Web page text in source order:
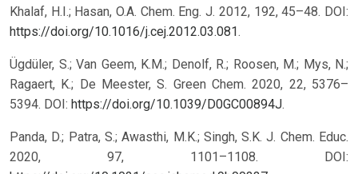
Khalaf, H.I.; Hasan, O.A. Chem. Eng. J. 2012, 192, 45–48. DOI:
https://doi.org/10.1016/j.cej.2012.03.081.
Ügdüler, S.; Van Geem, K.M.; Denolf, R.; Roosen, M.; Mys, N.;
Ragaert, K.; De Meester, S. Green Chem. 2020, 22, 5376–
5394. DOI: https://doi.org/10.1039/D0GC00894J.
Panda, D.; Patra, S.; Awasthi, M.K.; Singh, S.K. J. Chem. Educ.
2020, 97, 1101–1108. DOI: